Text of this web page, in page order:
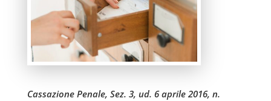
Cassazione Penale, Sez. 3, ud. 6 aprile 2016, n.